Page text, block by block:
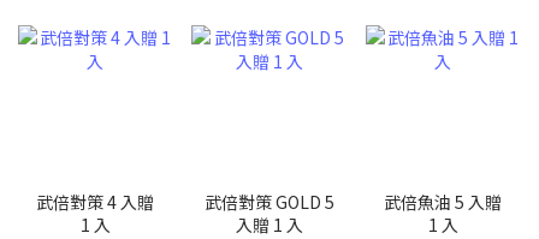
武倍對策 4 入贈
1 入
武倍對策 GOLD 5
入贈 1 入
武倍魚油 5 入贈
1 入